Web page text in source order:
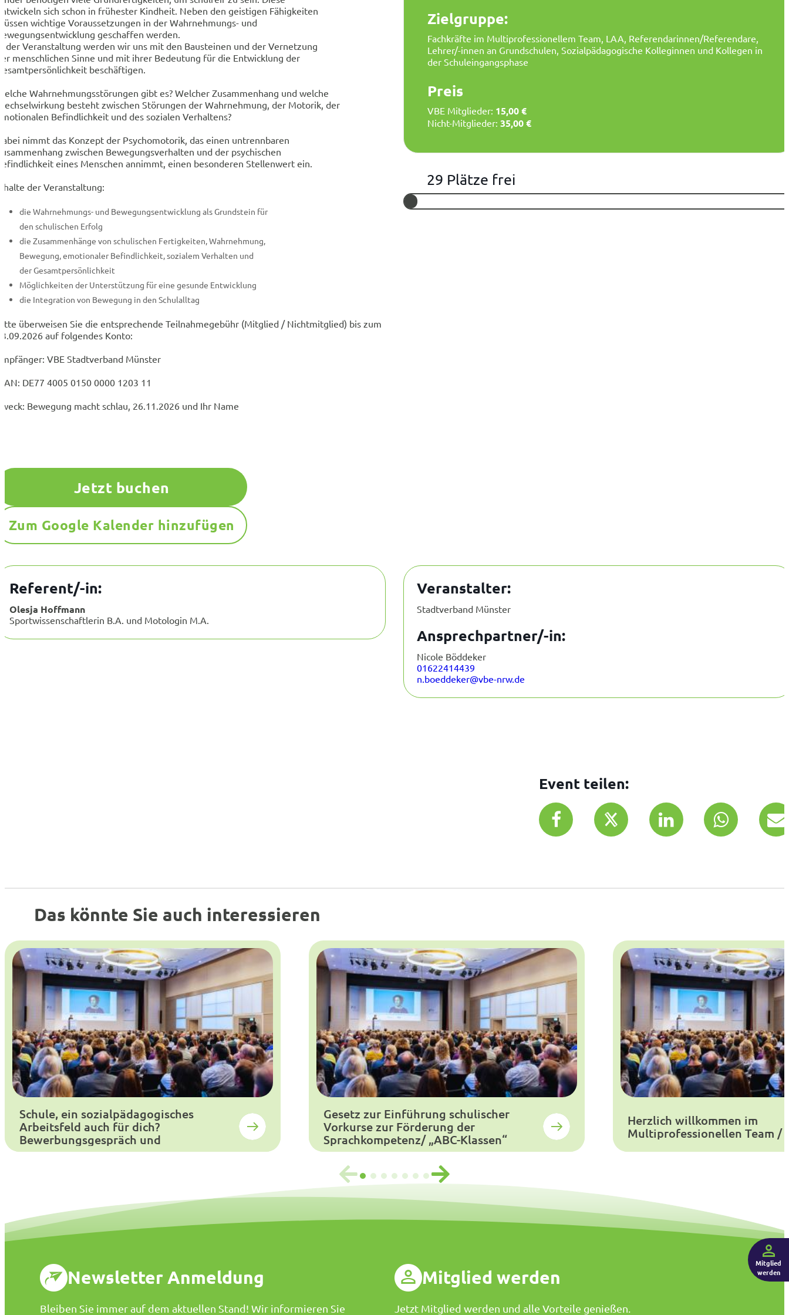
sich schon in frühester Kindheit. Neben den geistigen Fähigkeiten
wichtige Voraussetzungen in der Wahrnehmungs- und
geschaffen werden.
der Veranstaltung werden wir uns mit den Bausteinen und der Vernetzung
menschlichen Sinne und mit ihrer Bedeutung für die Entwicklung der
beschäftigen.
Wahrnehmungsstörungen gibt es? Welcher Zusammenhang und welche
besteht zwischen Störungen der Wahrnehmung, der Motorik, der
Befindlichkeit und des sozialen Verhaltens?
nimmt das Konzept der Psychomotorik, das einen untrennbaren
zwischen Bewegungsverhalten und der psychischen
eines Menschen annimmt, einen besonderen Stellenwert ein.
der Veranstaltung:
die Wahrnehmungs- und Bewegungsentwicklung als Grundstein für
den schulischen Erfolg
die Zusammenhänge von schulischen Fertigkeiten, Wahrnehmung,
Bewegung, emotionaler Befindlichkeit, sozialem Verhalten und
der Gesamtpersönlichkeit
Möglichkeiten der Unterstützung für eine gesunde Entwicklung
die Integration von Bewegung in den Schulalltag
überweisen Sie die entsprechende Teilnahmegebühr (Mitglied / Nichtmitglied) bis zum
auf folgendes Konto:
VBE Stadtverband Münster
DE77 4005 0150 0000 1203 11
Bewegung macht schlau, 26.11.2026 und Ihr Name
Jetzt buchen
Zum Google Kalender hinzufügen
Zielgruppe:
Fachkräfte im Multiprofessionellem Team, LAA, Referendarinnen/Referendare,
Lehrer/-innen an Grundschulen, Sozialpädagogische Kolleginnen und Kollegen in
der Schuleingangsphase
Preis
VBE Mitglieder: 15,00 €
Nicht-Mitglieder: 35,00 €
29 Plätze frei
Referent/-in:
Olesja Hoffmann
Sportwissenschaftlerin B.A. und Motologin M.A.
Veranstalter:
Stadtverband Münster
Ansprechpartner/-in:
Nicole Böddeker
01622414439
n.boeddeker@vbe-nrw.de
Event teilen:
Das könnte Sie auch interessieren
Schule, ein sozialpädagogisches
Arbeitsfeld auch für dich?
Bewerbungsgespräch und
Auswahlverfahren
Gesetz zur Einführung schulischer
Vorkurse zur Förderung der
Sprachkompetenz/ „ABC-Klassen“
Herzlich willkommen im
Multiprofessionellen Team /
Newsletter Anmeldung
Bleiben Sie immer auf dem aktuellen Stand! Wir informieren Sie
Mitglied werden
Jetzt Mitglied werden und alle Vorteile genießen.
Mitglied
werden